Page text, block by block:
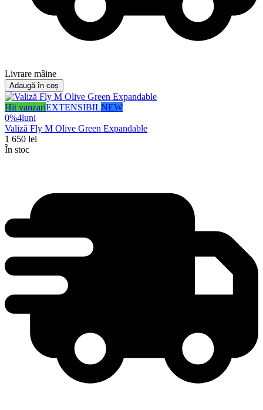
Livrare mâine
Adaugă în coș
Hit vanzariEXTENSIBILNEW
0%4luni
Valiză Fly M Olive Green Expandable
1 650 lei
În stoc